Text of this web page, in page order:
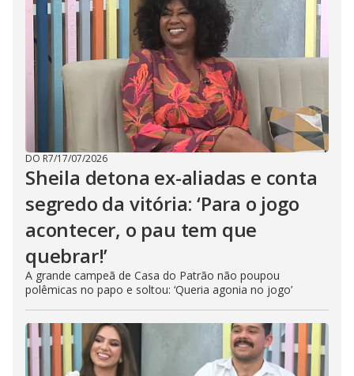
DO R7/17/07/2026
Sheila detona ex-aliadas e conta
segredo da vitória: ‘Para o jogo
acontecer, o pau tem que
quebrar!’
A grande campeã de Casa do Patrão não poupou
polêmicas no papo e soltou: ‘Queria agonia no jogo’